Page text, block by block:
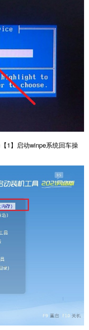
1】启动winpe系统回车操